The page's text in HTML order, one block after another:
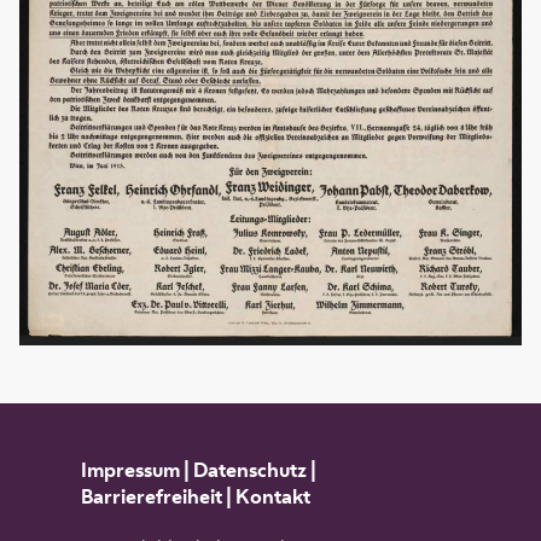
Impressum| Datenschutz|
Barrierefreiheit| Kontakt